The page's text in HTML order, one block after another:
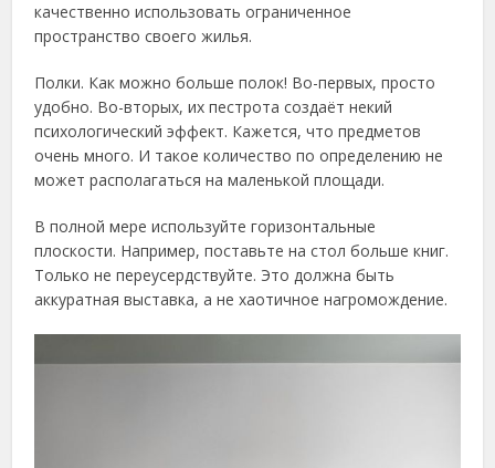
качественно использовать ограниченное
пространство своего жилья.
Полки. Как можно больше полок! Во-первых, просто
удобно. Во-вторых, их пестрота создаёт некий
психологический эффект. Кажется, что предметов
очень много. И такое количество по определению не
может располагаться на маленькой площади.
В полной мере используйте горизонтальные
плоскости. Например, поставьте на стол больше книг.
Только не переусердствуйте. Это должна быть
аккуратная выставка, а не хаотичное нагромождение.